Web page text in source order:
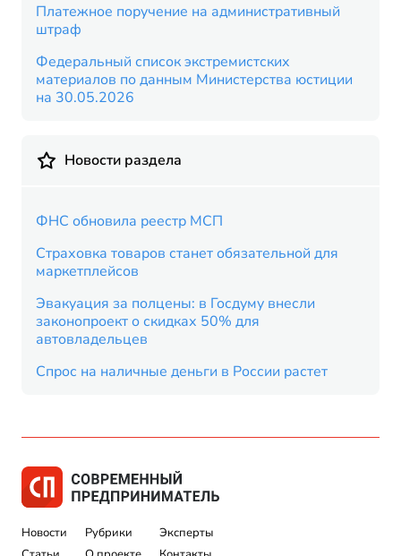
Платежное поручение на административный
штраф
Федеральный список экстремистских
материалов по данным Министерства юстиции
на 30.05.2026
Новости раздела
ФНС обновила реестр МСП
Страховка товаров станет обязательной для
маркетплейсов
Эвакуация за полцены: в Госдуму внесли
законопроект о скидках 50% для
автовладельцев
Спрос на наличные деньги в России растет
Новости
Рубрики
Эксперты